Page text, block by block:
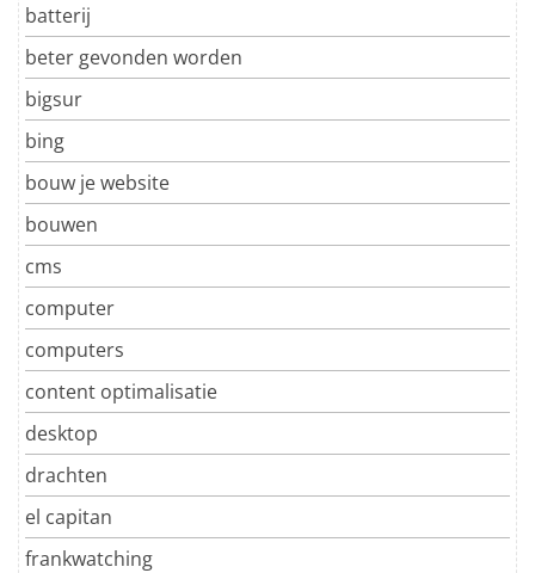
batterij
beter gevonden worden
bigsur
bing
bouw je website
bouwen
cms
computer
computers
content optimalisatie
desktop
drachten
el capitan
frankwatching